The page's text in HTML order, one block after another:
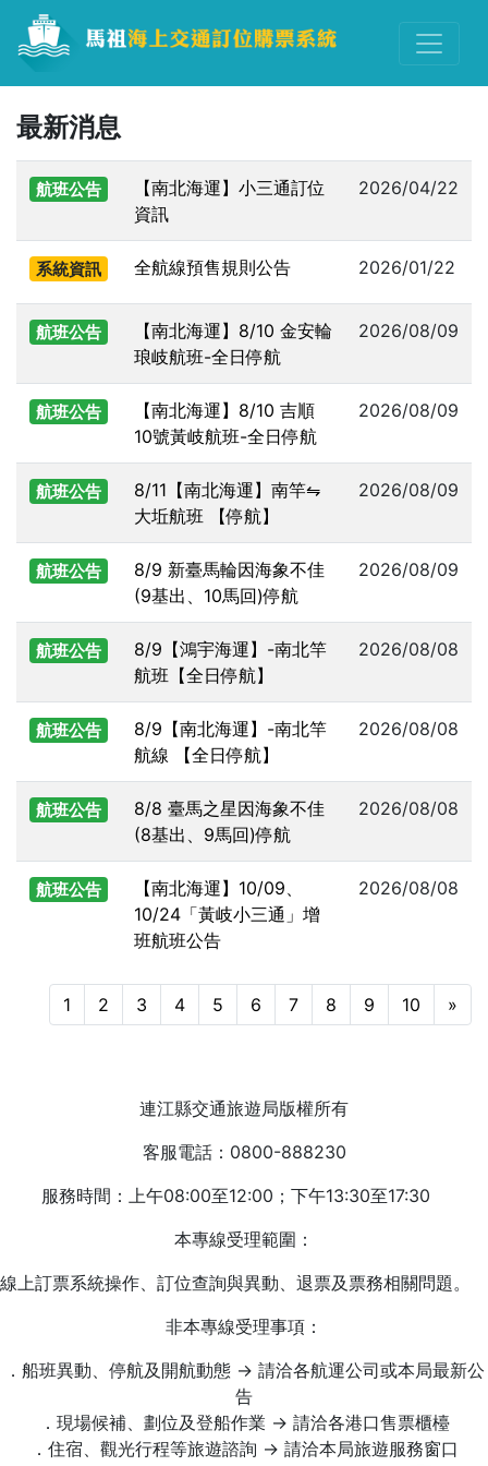
最新消息
航班公告
【南北海運】小三通訂位
資訊
2026/04/22
系統資訊 全航線預售規則公告 2026/01/22
航班公告
【南北海運】8/10 金安輪
琅岐航班-全日停航
2026/08/09
航班公告
【南北海運】8/10 吉順
10號黃岐航班-全日停航
2026/08/09
航班公告
8/11【南北海運】南竿⇋
大坵航班 【停航】
2026/08/09
航班公告
8/9 新臺馬輪因海象不佳
(9基出、10馬回)停航
2026/08/09
航班公告
8/9【鴻宇海運】-南北竿
航班【全日停航】
2026/08/08
航班公告
8/9【南北海運】-南北竿
航線 【全日停航】
2026/08/08
航班公告
8/8 臺馬之星因海象不佳
(8基出、9馬回)停航
2026/08/08
航班公告
【南北海運】10/09、
10/24「黃岐小三通」增
班航班公告
2026/08/08
1 2 3 4 5 6 7 8 9 10 »
連江縣交通旅遊局版權所有
客服電話：0800-888230
服務時間：上午08:00至12:00；下午13:30至17:30
本專線受理範圍：
線上訂票系統操作、訂位查詢與異動、退票及票務相關問題。
非本專線受理事項：
．船班異動、停航及開航動態 → 請洽各航運公司或本局最新公
告
．現場候補、劃位及登船作業 → 請洽各港口售票櫃檯
．住宿、觀光行程等旅遊諮詢 → 請洽本局旅遊服務窗口